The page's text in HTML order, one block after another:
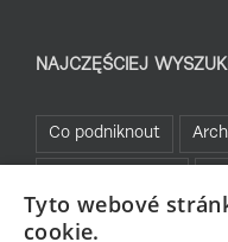
NAJCZĘŚCIEJ
Co podniknout
Sklo a bižuterie
Tyto webové
cookie.